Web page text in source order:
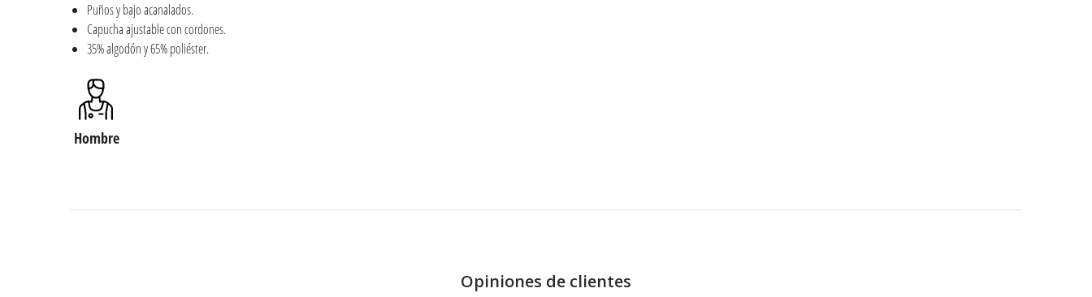
Puños y bajo acanalados.
Capucha ajustable con cordones.
35% algodón y 65% poliéster.
Hombre
Opiniones de clientes